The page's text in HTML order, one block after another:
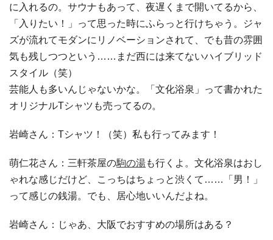
に入れるの。サウナもあって、夜遅くまで開いてるから、
「入りたい！」って思った時にふらっと行けちゃう。ジャ
ズが流れてモダンにリノベーションされて、でも昔の雰囲
気も残しつつという……まだ西には来てないハイブリッド
スタイル（笑）
芸能人も多いんじゃないかな。「文化浴泉」って書かれた
オリジナルTシャツも売ってるの。
岩崎さん：Tシャツ！（笑）私も行ってみます！
萌仁花さん：三軒茶屋の駒の湯も行くよ。文化浴泉はおし
ゃれな感じだけど、こっちはちょっと渋くて……「男！」
って感じの銭湯。でも、居心地いいんだよね。
岩崎さん：じゃあ、大阪でおすすめの場所はある？